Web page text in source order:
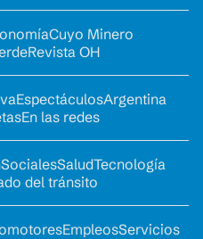
Cuyo Minero
Revista OH
EspectáculosArgentina
En las redes
SocialesSaludTecnología
del tránsito
EmpleosServicios